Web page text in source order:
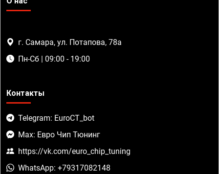
г. Самара, ул. Потапова, 78а
Пн-Сб | 09:00 - 19:00
Контакты
Telegram: EuroCT_bot
Max: Евро Чип Тюнинг
https://vk.com/euro_chip_tuning
WhatsApp: +79317082148